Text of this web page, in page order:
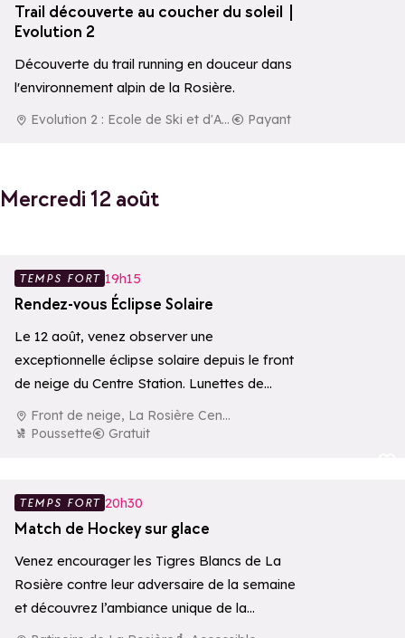
Trail découverte au coucher du soleil |
Evolution 2
Découverte du trail running en douceur dans
l'environnement alpin de la Rosière.
Evolution 2 : Ecole de Ski et d'Aventure Payant
Mercredi 12 août
TEMPS FORT 19h15
Rendez-vous Éclipse Solaire
Le 12 août, venez observer une
exceptionnelle éclipse solaire depuis le front
de neige du Centre Station. Lunettes de
protection…
Front de neige, La Rosière Centre
Poussette
Gratuit
TEMPS FORT 20h30
Match de Hockey sur glace
Venez encourager les Tigres Blancs de La
Rosière contre leur adversaire de la semaine
et découvrez l’ambiance unique de la…